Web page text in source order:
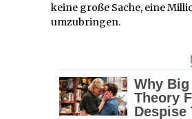
keine große Sache, eine
umzubringen.